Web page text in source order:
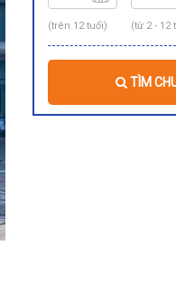
(trên 12 tuổi) (từ 2 - 12
TÌM